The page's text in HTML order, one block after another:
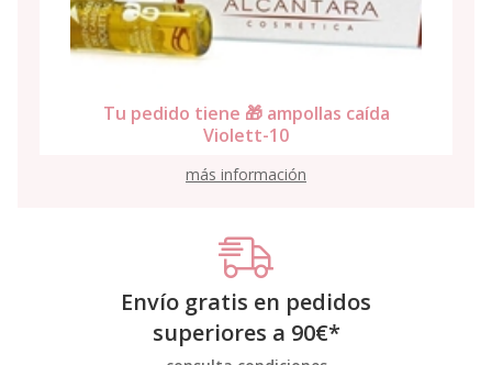
Tu pedido tiene 🎁 ampollas caída
Violett-10
más información
Envío gratis en pedidos
superiores a 90€*